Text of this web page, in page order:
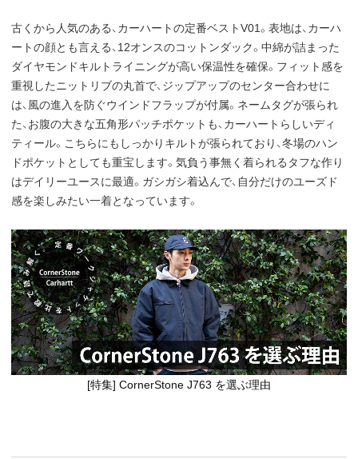
古くから人気のある、カーハートの定番ベストV01。表地は、カーハ
ートの顔とも言える、12オンスのコットンダック。中綿が詰まった
ダイヤモンドキルトライニングが高い保温性を確保。フィット感を
重視したニットリブの丸首で、ジップアップのセンター合わせに
は、風の進入を防ぐウインドフラップが付属。ネームタグが張られ
た、お腹の大きな五角形パッチポケットも、カーハートらしいディ
ティール。こちらにもしっかりキルトが張られており、冬場のハン
ドポケットとしても重宝します。気負う事無く着られるタフな作り
はデイリーユースに最適。ガシガシ着込んで、自分だけのユーズド
感を楽しみたい一着となっています。
[特集] CornerStone J763 を選ぶ理由